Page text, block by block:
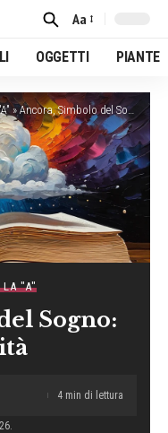
Font
Resizer
Aa
OGGETTI PIANTE
» Ancora, Simbolo del Sogno: Speranza e Stabilità
LA "A"
Sogno:
4 min di lettura